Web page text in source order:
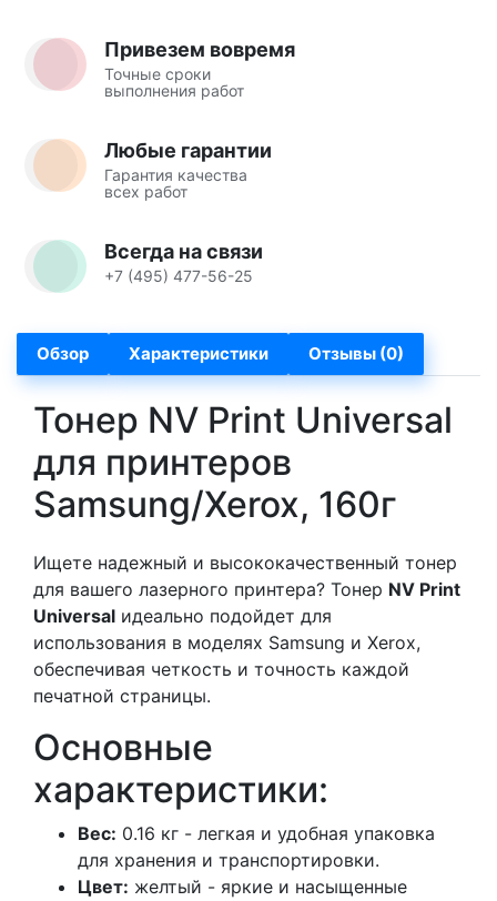
Привезем вовремя
Точные сроки
выполнения работ
Любые гарантии
Гарантия качества
всех работ
Всегда на связи
+7 (495) 477-56-25
Обзор Характеристики Отзывы (0)
Тонер NV Print Universal
для принтеров
Samsung/Xerox, 160г
Ищете надежный и высококачественный тонер
для вашего лазерного принтера? Тонер NV Print
Universal идеально подойдет для
использования в моделях Samsung и Xerox,
обеспечивая четкость и точность каждой
печатной страницы.
Основные
характеристики:
Вес: 0.16 кг - легкая и удобная упаковка
для хранения и транспортировки.
Цвет: желтый - яркие и насыщенные